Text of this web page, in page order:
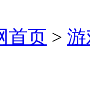
首页 >